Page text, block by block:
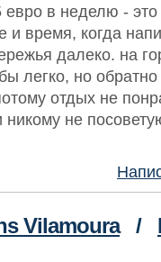
евро в неделю -
и время, когда
далеко. на
легко, но
отдых не
не
Vilamoura/